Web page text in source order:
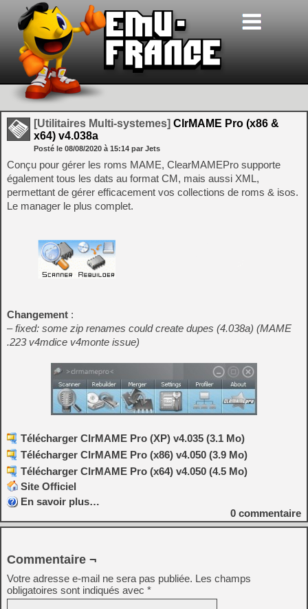
[Utilitaires Multi-systemes] ClrMAME Pro (x86 &
x64) v4.038a
Posté le 08/08/2020 à 15:14 par Jets
Conçu pour gérer les roms MAME, ClearMAMEPro supporte
également tous les dats au format CM, mais aussi XML,
permettant de gérer efficacement vos collections de roms & isos.
Le manager le plus complet.
Changement :
– fixed: some zip renames could create dupes (4.038a) (MAME
.223 v4mdice v4monte issue)
Télécharger ClrMAME Pro (XP) v4.035 (3.1 Mo)
Télécharger ClrMAME Pro (x86) v4.050 (3.9 Mo)
Télécharger ClrMAME Pro (x64) v4.050 (4.5 Mo)
Site Officiel
En savoir plus…
0 commentaire
Commentaire ¬
Votre adresse e-mail ne sera pas publiée. Les champs
obligatoires sont indiqués avec *